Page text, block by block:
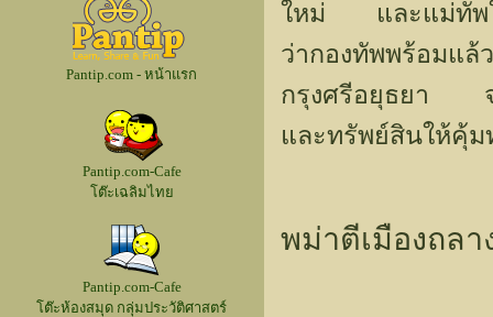
Pantip.com - หน้าแรก
Pantip.com-Cafe
โต๊ะเฉลิมไทย
Pantip.com-Cafe
โต๊ะห้องสมุด กลุ่มประวัติศาสตร์
ใหม่ และแม่ทัพใ
ว่ากองทัพพร้อมแ
กรุงศรีอยุธยา จะ
และทรัพย์สินให้คุ้
พม่าตีเมืองถล